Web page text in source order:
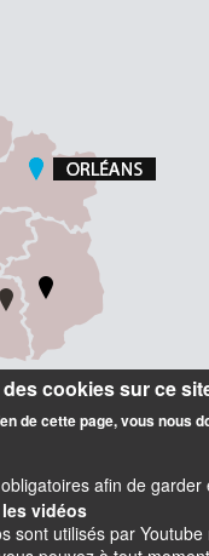
cookies sur ce
de cette page, vous nous
afin de
vidéos
sont utilisés par